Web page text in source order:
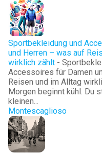
Sportbekleidung und
und Herren – was auf
wirklich zählt -
Accessoires für Damen
Reisen und im Alltag
Morgen beginnt kühl. Du
kleinen...
Montescaglioso